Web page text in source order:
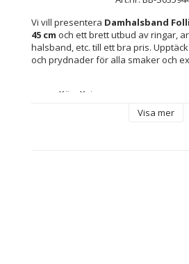
Vi vill presentera Damhalsband
45 cm och ett brett utbud av ringar,
halsband, etc. till ett bra pris.
och prydnader för alla smaker och
Kön: Kvinna
Visa mer